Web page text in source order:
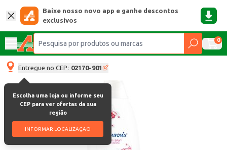
Baixe nosso novo app e ganhe descontos
exclusivos
0
Entregue no CEP: 02170-901
Escolha uma loja ou informe seu
CEP para ver ofertas da sua
região
INFORMAR LOCALIZAÇÃO